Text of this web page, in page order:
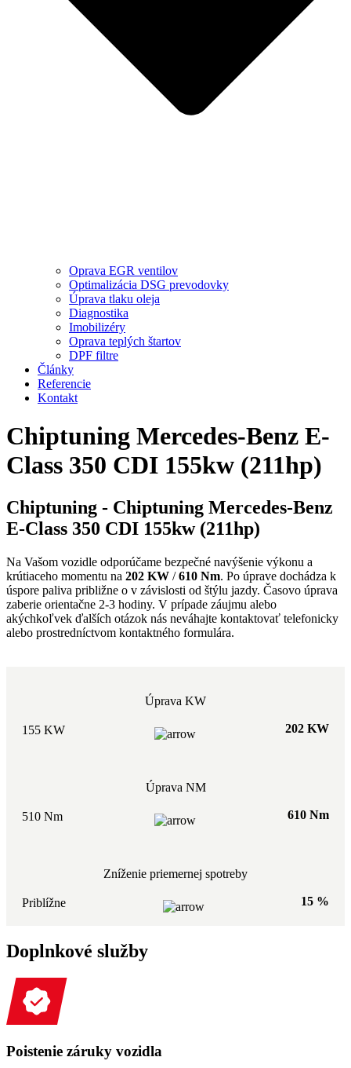
Oprava EGR ventilov
Optimalizácia DSG prevodovky
Úprava tlaku oleja
Diagnostika
Imobilizéry
Oprava teplých štartov
DPF filtre
Články
Referencie
Kontakt
Chiptuning Mercedes-Benz E-
Class 350 CDI 155kw (211hp)
Chiptuning - Chiptuning Mercedes-Benz
E-Class 350 CDI 155kw (211hp)
Na Vašom vozidle odporúčame bezpečné navýšenie výkonu a
krútiaceho momentu na 202 KW /610 Nm. Po úprave dochádza k
úspore paliva približne o v závislosti od štýlu jazdy. Časovo úprava
zaberie orientačne 2-3 hodiny. V prípade záujmu alebo
akýchkoľvek ďalších otázok nás neváhajte kontaktovať telefonicky
alebo prostredníctvom kontaktného formulára.
Úprava KW
155 KW 202 KW
Úprava NM
510 Nm 610 Nm
Zníženie priemernej spotreby
Priblížne 15 %
Doplnkové služby
Poistenie záruky vozidla